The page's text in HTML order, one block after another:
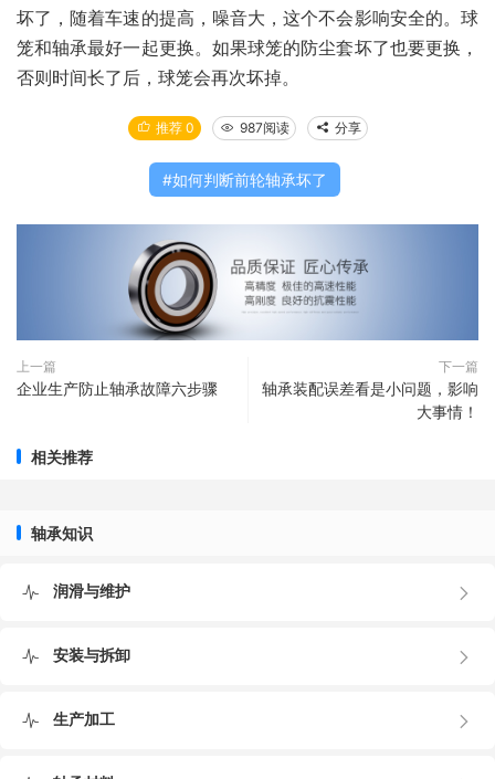
坏了，随着车速的提高，噪音大，这个不会影响安全的。球
笼和轴承最好一起更换。如果球笼的防尘套坏了也要更换，
否则时间长了后，球笼会再次坏掉。
推荐 0 987阅读 分享
如何判断前轮轴承坏了
上一篇
企业生产防止轴承故障六步骤
下一篇
轴承装配误差看是小问题，影响
大事情！
相关推荐
轴承知识
润滑与维护
安装与拆卸
生产加工